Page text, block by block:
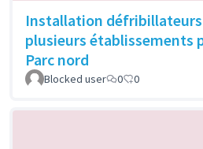
Installation défribillateurs
plusieurs établissements
Parc nord
Blocked user 0 0